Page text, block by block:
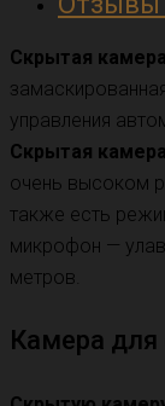
пульта
BMW
24
Скрытая
управления
Скрытая
очень высоком
также есть
микрофон —
метров.
Камера для